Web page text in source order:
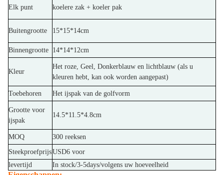
Elk punt koelere zak + koeler pak
Buitengrootte 15*15*14cm
Binnengrootte 14*14*12cm
Kleur
Het roze, Geel, Donkerblauw en lichtblauw (als u
kleuren hebt, kan ook worden aangepast)
Toebehoren Het ijspak van de golfvorm
Grootte voor
ijspak
14.5*11.5*4.8cm
MOQ
300 reeksen
SteekproefprijsUSD6 voor
levertijd
In stock/3-5days/volgens uw hoeveelheid